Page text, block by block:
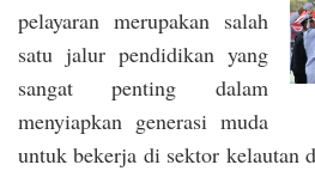
pelayaran merupakan salah
satu jalur pendidikan yang
sangat penting dalam
menyiapkan generasi muda
untuk bekerja di sektor kelautan